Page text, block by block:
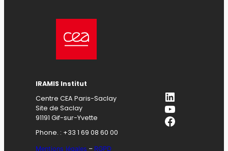
IRAMIS Institut
Centre CEA Paris-Saclay
Site de Saclay
91191 Gif-sur-Yvette
Phone. : +33 1 69 08 60 00
Mentions légales – RGPD
LinkedIn
YouTube
Facebook